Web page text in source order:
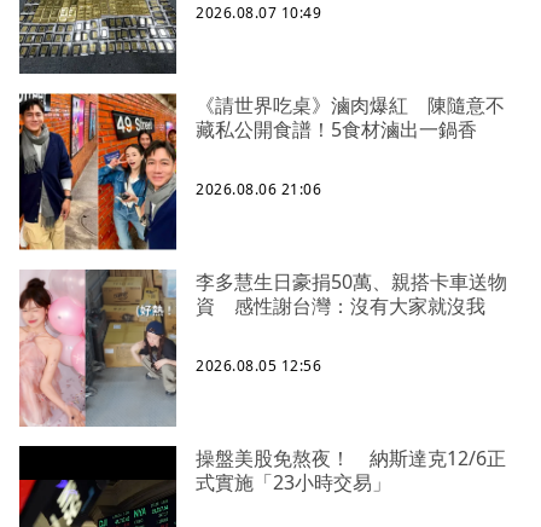
2026.08.07 10:49
《請世界吃桌》滷肉爆紅 陳隨意不
藏私公開食譜！5食材滷出一鍋香
2026.08.06 21:06
李多慧生日豪捐50萬、親搭卡車送物
資 感性謝台灣：沒有大家就沒我
2026.08.05 12:56
操盤美股免熬夜！ 納斯達克12/6正
式實施「23小時交易」